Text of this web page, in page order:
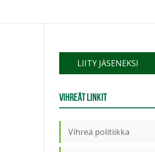
LIITY JÄSENEKSI
Vihreät linkit
Vihreä politiikka